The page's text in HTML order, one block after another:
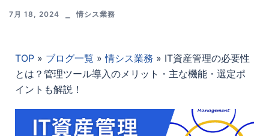
7月 18, 2024 情シス業務
TOP » ブログ一覧 » 情シス業務 » IT資産管理の必要性
とは？管理ツール導入のメリット・主な機能・選定ポ
イントも解説！